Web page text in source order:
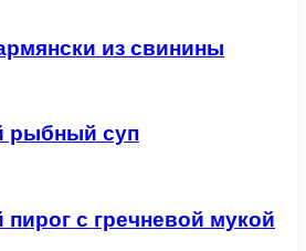
из свинины
рыбный суп
с гречневой мукой